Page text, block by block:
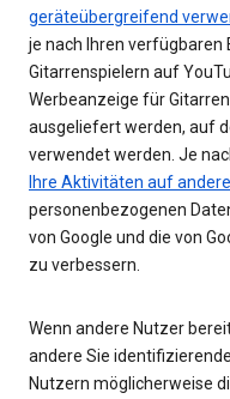
geräteübergreifend
je nach Ihren verfügbaren
Gitarrenspielern auf
Werbeanzeige für
ausgeliefert werden, auf
verwendet werden. Je
Ihre Aktivitäten auf
personenbezogenen
von Google und die von
zu verbessern.
Wenn andere Nutzer
andere Sie
Nutzern möglicherweise